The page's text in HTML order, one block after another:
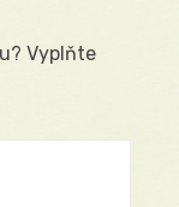
Vyplňte